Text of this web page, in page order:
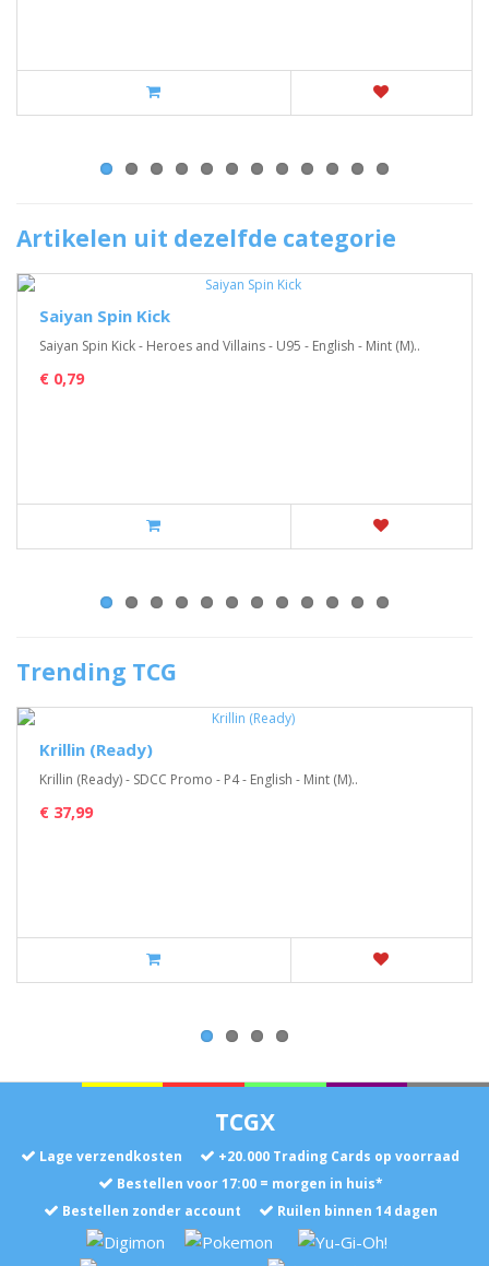
Artikelen uit dezelfde categorie
Saiyan Spin Kick
Saiyan Spin Kick - Heroes and Villains - U95 - English - Mint (M)..
€ 0,79
Trending TCG
Krillin (Ready)
Krillin (Ready) - SDCC Promo - P4 - English - Mint (M)..
€ 37,99
TCGX
Lage verzendkosten +20.000 Trading Cards op voorraad
Bestellen voor 17:00 = morgen in huis*
Bestellen zonder account
Ruilen binnen 14 dagen